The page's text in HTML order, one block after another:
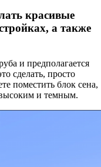
красивые
а также
и предполагается
сделать, просто
поместить блок сена,
и темным.